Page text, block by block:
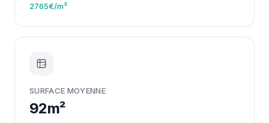
2765€/m²
m²
SURFACE MOYENNE
92m²